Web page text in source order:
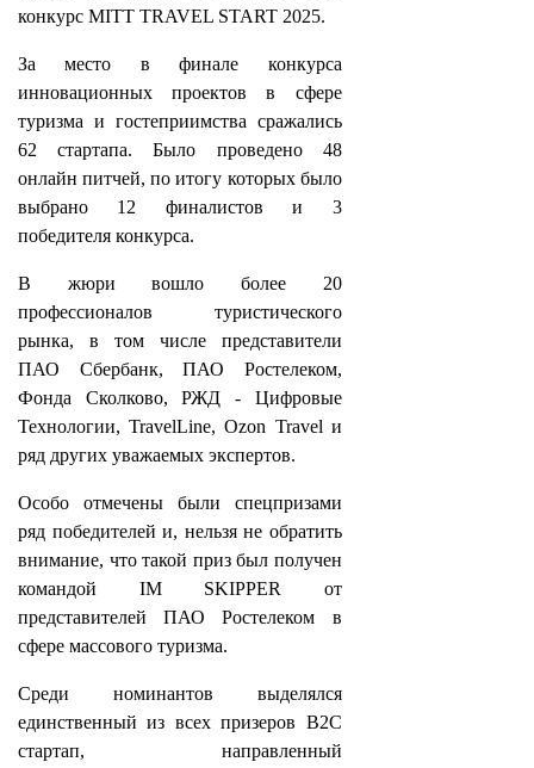
конкурс MITT TRAVEL START 2025.
За место в финале конкурса
инновационных проектов в сфере
туризма и гостеприимства сражались
62 стартапа. Было проведено 48
онлайн питчей, по итогу которых было
выбрано 12 финалистов и 3
победителя конкурса.
В жюри вошло более 20
профессионалов туристического
рынка, в том числе представители
ПАО Сбербанк, ПАО Ростелеком,
Фонда Сколково, РЖД - Цифровые
Технологии, TravelLine, Ozon Travel и
ряд других уважаемых экспертов.
Особо отмечены были спецпризами
ряд победителей и, нельзя не обратить
внимание, что такой приз был получен
командой IM SKIPPER от
представителей ПАО Ростелеком в
сфере массового туризма.
Среди номинантов выделялся
единственный из всех призеров B2C
стартап, направленный